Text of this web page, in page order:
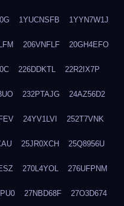
1YUCNSFB 1YYN7W1J
206VNFLF 20GH4EFO
226DDKTL 22R2IX7P
232PTAJG 24AZ56D2
24YV1LVI 252T7VNK
25JR0XCH 25Q8956U
270L4YOL 276UFPNM
27NBD68F 27O3D674